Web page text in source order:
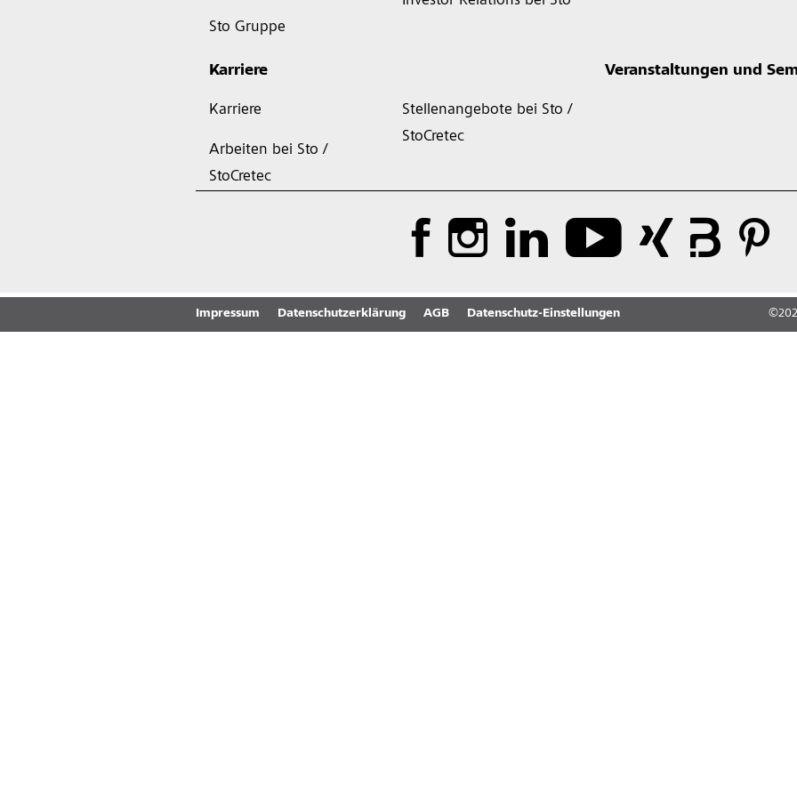
Sto Gruppe
Karriere
Karriere
Arbeiten bei Sto /
StoCretec
Stellenangebote bei Sto /
StoCretec
Veranstaltungen und
Impressum Datenschutzerklärung AGB Datenschutz-Einstellungen ©